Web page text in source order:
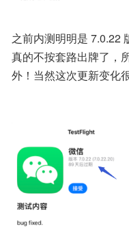
之前内测明明是 7.0.22
真的不按套路出牌了，
外！当然这次更新变化很